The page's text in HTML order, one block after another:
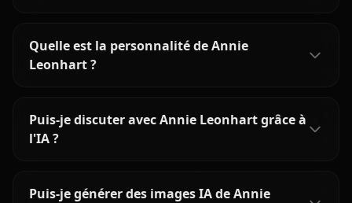
Quelle est la personnalité de Annie
Leonhart ?
Puis-je discuter avec Annie Leonhart grâce à
l'IA ?
Puis-je générer des images IA de Annie